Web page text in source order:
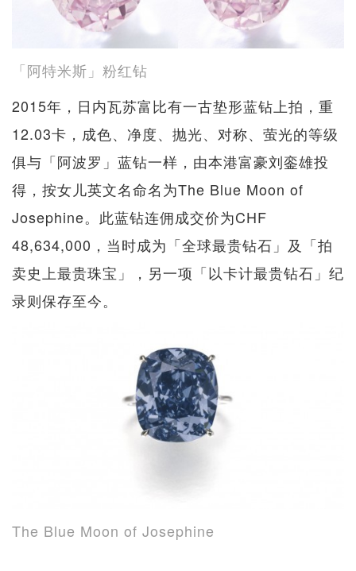
「阿特米斯」粉红钻
2015年，日内瓦苏富比有一古垫形蓝钻上拍，重
12.03卡，成色、净度、抛光、对称、萤光的等级
俱与「阿波罗」蓝钻一样，由本港富豪刘銮雄投
得，按女儿英文名命名为The Blue Moon of
Josephine。此蓝钻连佣成交价为CHF
48,634,000，当时成为「全球最贵钻石」及「拍
卖史上最贵珠宝」，另一项「以卡计最贵钻石」纪
录则保存至今。
The Blue Moon of Josephine